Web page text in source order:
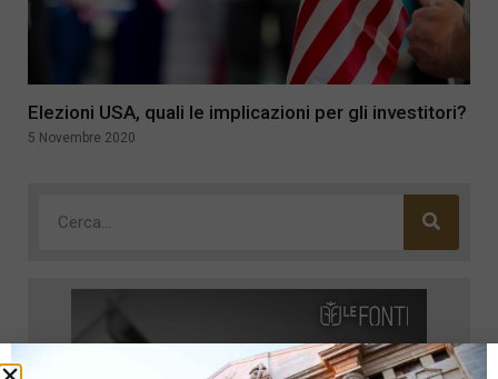
Elezioni USA, quali le implicazioni per gli investitori?
5 Novembre 2020